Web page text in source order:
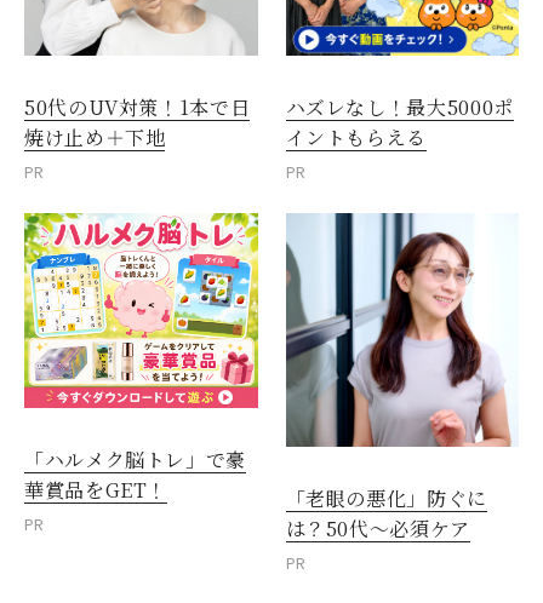
50代のUV対策！1本で日
焼け止め＋下地
PR
ハズレなし！最大5000ポ
イントもらえる
PR
「ハルメク脳トレ」で豪
華賞品をGET！
PR
「老眼の悪化」防ぐに
は？50代～必須ケア
PR